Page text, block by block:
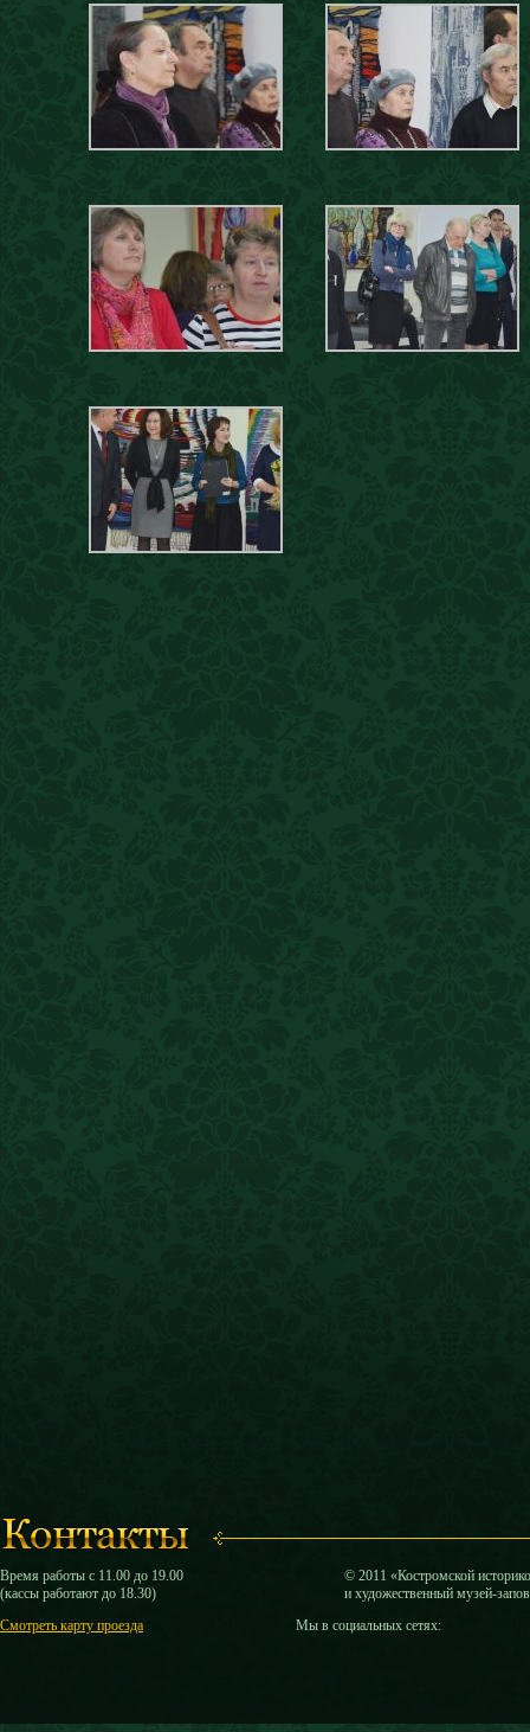
Время работы с 11.00 до 19.00
(кассы работают до 18.30)
Смотреть карту проезда
© 2011 «Костромской
и художественный музей-
Мы в социальных сетях: